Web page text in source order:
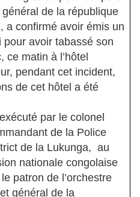
de la république
a confirmé avoir émis un
pour avoir tabassé son
ce matin à l’hôtel
pendant cet incident,
de cet hôtel a été
par le colonel
de la Police
de la Lukunga, au
nationale congolaise
patron de l’orchestre
général de la